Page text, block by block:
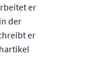
er
der
er